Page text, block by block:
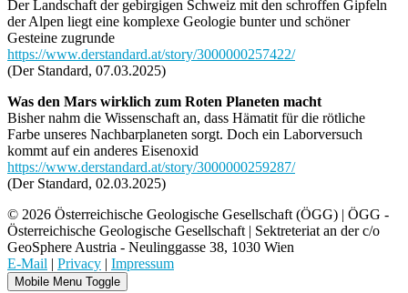
Der Landschaft der gebirgigen Schweiz mit den schroffen Gipfeln
der Alpen liegt eine komplexe Geologie bunter und schöner
Gesteine zugrunde
https://www.derstandard.at/story/3000000257422/
(Der Standard, 07.03.2025)
Was den Mars wirklich zum Roten Planeten macht
Bisher nahm die Wissenschaft an, dass Hämatit für die rötliche
Farbe unseres Nachbarplaneten sorgt. Doch ein Laborversuch
kommt auf ein anderes Eisenoxid
https://www.derstandard.at/story/3000000259287/
(Der Standard, 02.03.2025)
© 2026 Österreichische Geologische Gesellschaft (ÖGG) | ÖGG -
Österreichische Geologische Gesellschaft | Sektreteriat an der c/o
GeoSphere Austria - Neulinggasse 38, 1030 Wien
E-Mail | Privacy | Impressum
Mobile Menu Toggle